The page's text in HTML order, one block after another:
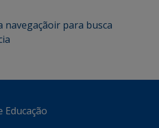
navegaçãoir para busca
Educação